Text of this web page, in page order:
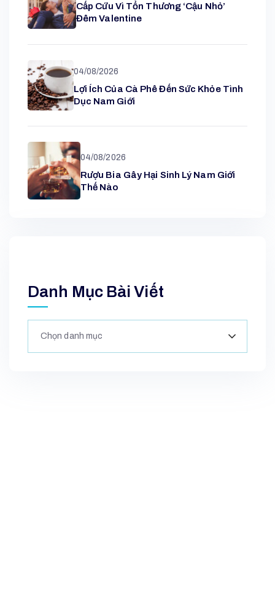
Cấp Cứu Vì Tổn Thương ‘cậu Nhỏ’
Đêm Valentine
04/08/2026
Lợi Ích Của Cà Phê Đến Sức Khỏe Tình
Dục Nam Giới
04/08/2026
Rượu Bia Gây Hại Sinh Lý Nam Giới
Thế Nào
Danh Mục Bài Viết
Chọn danh mục